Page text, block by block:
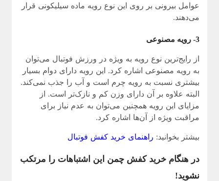
عوامل بیرونی بر روی این نوع رویه ماده سیلیکونی قرار
می‌دهند.
3- رویه مصنوعی
از رایج‌ترین نوع رویه به ویژه در ورزش فوتبال می‌توان
به رویه مصنوعی اشاره کرد. این رویه دارای دوام بسیار
بیشتری نسبت به رویه چرم است و آب را جذب نمی‌کند.
البته علاوه بر آن دارای وزن کم و نازک‌تر است. از
مزایای این رویه همچنین می‌توان به عدم نیاز برای
مراقبت ویژه از آن‌‌ها اشاره کرد.
بیشتر بخوانید: راهنمای خرید کفش فوتبال
در هنگام خرید کفش چمن این اشتباهات را مرتکب
نشوید!